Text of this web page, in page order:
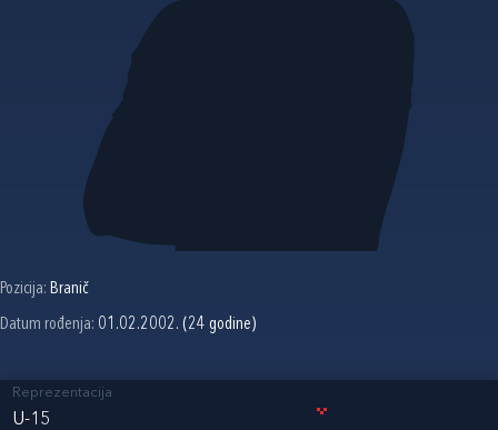
Pozicija: Branič
Datum rođenja: 01.02.2002. (24 godine)
Reprezentacija
U-15